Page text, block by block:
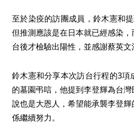
至於染疫的訪團成員，鈴木憲和
但推測應該是在日本就已經感染
台後才檢驗出陽性，並感謝蔡英文
鈴木憲和分享本次訪台行程的3項
的墓園弔唁，他提到李登輝為台
說也是大恩人，希望能承襲李登
係繼續努力。